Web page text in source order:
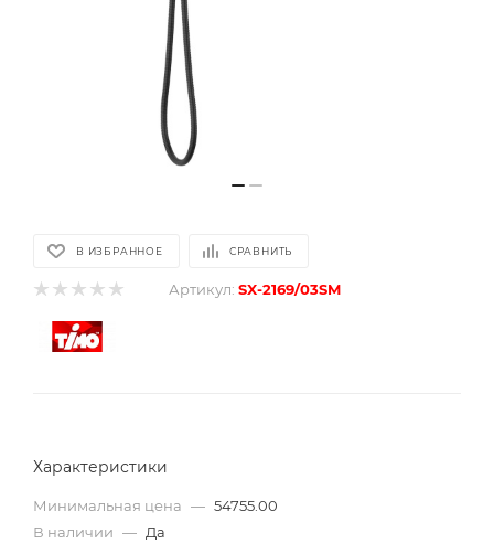
В ИЗБРАННОЕ СРАВНИТЬ
Артикул: SX-2169/03SM
Характеристики
Минимальная цена — 54755.00
В наличии — Да